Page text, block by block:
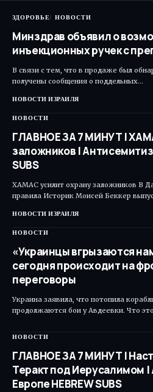
ЗДОРОВЬЕ НОВОСТИ
Минздрав объявил о
инъекционных ручек с
В связи с тем, что в продаже был
получены сообщения о поддельных…
НОВОСТИ ИЗРАИЛЯ
НОВОСТИ
ГЛАВНОЕ ЗА 7 МИНУТ |
заложников |
SUBS
ХАМАС усилит охрану заложников В
правила Историк Моисей Беккер
НОВОСТИ ИЗРАИЛЯ
НОВОСТИ
«Украинцы вгрызаются
сегодня происходит на
переговоры
Украина заявила, что потопила
продолжаются бои у Авдеевки. Что
НОВОСТИ
ГЛАВНОЕ ЗА 7 МИНУТ |
Теракт под Иерусалимом
Европе HEBREW SUBS